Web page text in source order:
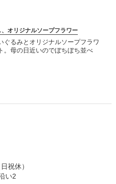
、オリジナルソープフラワー
ぐるみとオリジナルソープフラワ
。母の日近いのでぼちぼち並べ
ト入荷してさわやかな雰囲気？...
祝休）
い2